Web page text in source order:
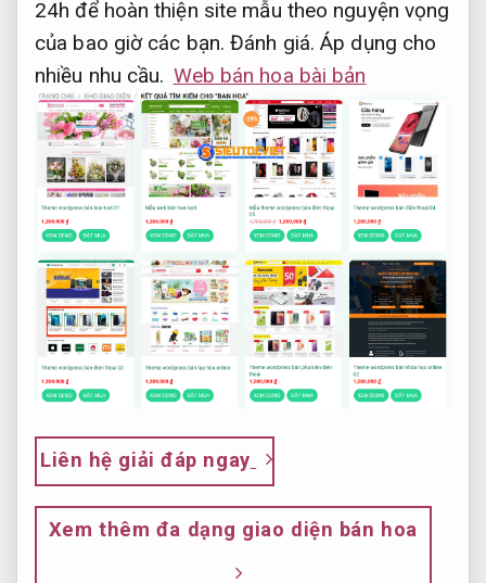
24h để hoàn thiện site mẫu theo nguyện vọng
của bao giờ các bạn.Đánh giá. Áp dụng cho
nhiều nhu cầu. Web bán hoa bài bản
Liên hệ giải đáp ngay
Xem thêm đa dạng giao diện bán hoa